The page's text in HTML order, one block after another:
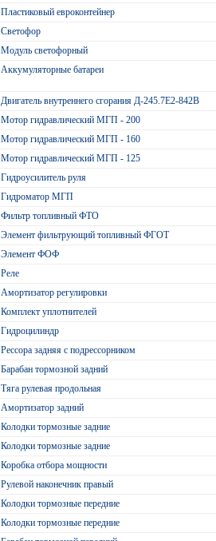
Пластиковый евроконтейнер
Светофор
Модуль светофорный
Аккумуляторные батареи
Двигатель внутреннего сгорания Д-245.7Е2-842В
Мотор гидравлический МГП - 200
Мотор гидравлический МГП - 160
Мотор гидравлический МГП - 125
Гидроусилитель руля
Гидроматор МГП
Фильтр топливный ФТО
Элемент фильтрующий топливный ФГОТ
Элемент ФОФ
Реле
Амортизатор регулировки
Комплект уплотнителей
Гидроцилиндр
Рессора задняя с подрессорником
Барабан тормозной задний
Тяга рулевая продольная
Амортизатор задний
Колодки тормозные задние
Колодки тормозные задние
Коробка отбора мощности
Рулевой наконечник правый
Колодки тормозные передние
Колодки тормозные передние